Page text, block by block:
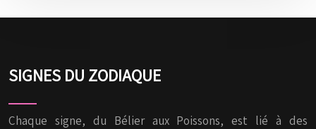
SIGNES DU ZODIAQUE
Chaque signe, du Bélier aux Poissons, est lié à des